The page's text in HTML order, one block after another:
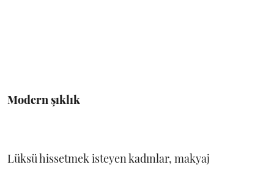
Modern şıklık
Lüksü hissetmek isteyen kadınlar, makyaj